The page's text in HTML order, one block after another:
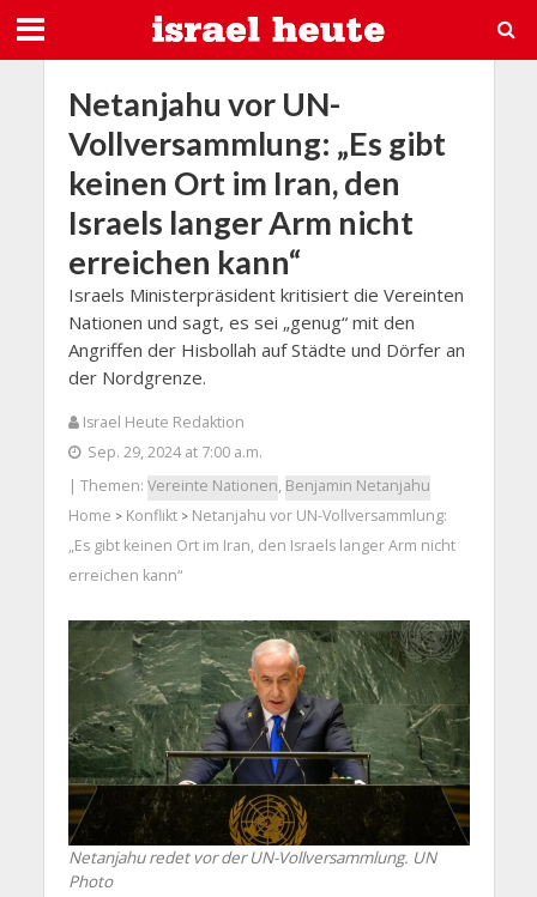
Netanjahu vor UN-
Vollversammlung: „Es gibt
keinen Ort im Iran, den
Israels langer Arm nicht
erreichen kann“
Israels Ministerpräsident kritisiert die Vereinten
Nationen und sagt, es sei „genug“ mit den
Angriffen der Hisbollah auf Städte und Dörfer an
der Nordgrenze.
Israel Heute Redaktion
Sep. 29, 2024 at 7:00 a.m.
| Themen: Vereinte Nationen, Benjamin Netanjahu
Home > Konflikt> Netanjahu vor UN-Vollversammlung:
„Es gibt keinen Ort im Iran, den Israels langer Arm nicht
erreichen kann“
Netanjahu redet vor der UN-Vollversammlung. UN
Photo